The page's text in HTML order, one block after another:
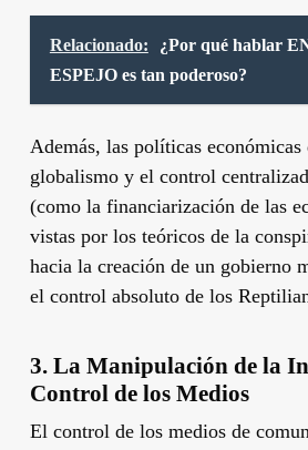
Relacionado:
¿Por qué hablar
ESPEJO es tan poderoso?
Además, las políticas económicas
globalismo y el control
(como la financiarización de las
vistas por los teóricos de la
hacia la creación de un gobierno
el control absoluto de los
3. La Manipulación de la
Control de los Medios
El control de los medios de